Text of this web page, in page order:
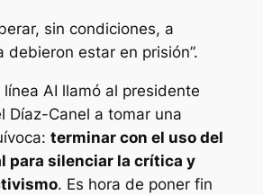
sin condiciones, a
debieron estar en prisión”.
línea AI llamó al presidente
Díaz-Canel a tomar una
terminar con el uso del
para silenciar la crítica y
. Es hora de poner fin